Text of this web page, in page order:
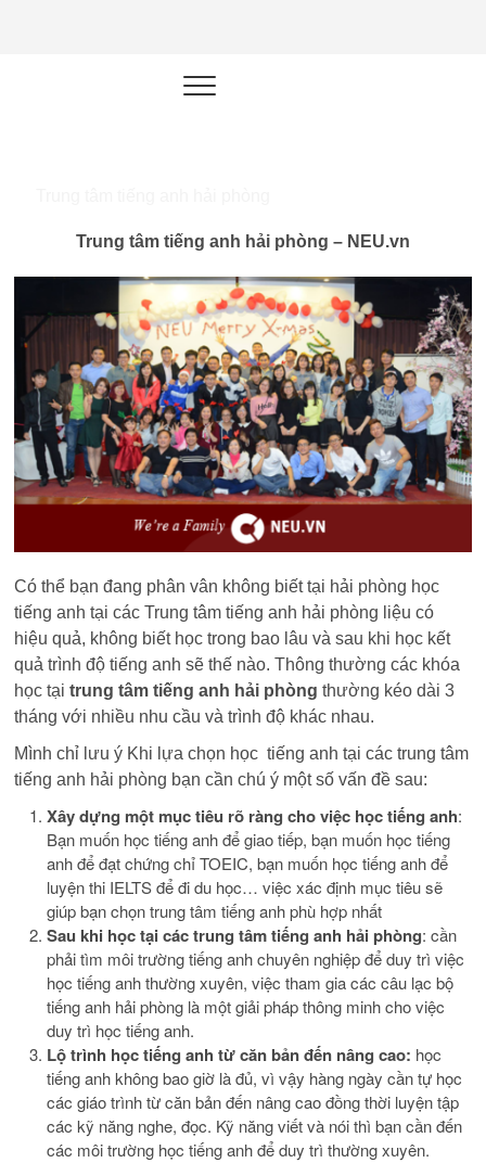
nhân trong
thời đại AI
Trung tâm tiếng anh hải phòng – NEU.vn
Có thể bạn đang phân vân không biết tại hải phòng học
tiếng anh tại các Trung tâm tiếng anh hải phòng liệu có
hiệu quả, không biết học trong bao lâu và sau khi học kết
quả trình độ tiếng anh sẽ thế nào. Thông thường các khóa
học tạitrung tâm tiếng anh hải phòng thường kéo dài 3
tháng với nhiều nhu cầu và trình độ khác nhau.
Mình chỉ lưu ý Khi lựa chọn học tiếng anh tại các trung tâm
tiếng anh hải phòng bạn cần chú ý một số vấn đề sau:
Xây dựng một mục tiêu rõ ràng cho việc học tiếng anh:
Bạn muốn học tiếng anh để giao tiếp, bạn muốn học tiếng
anh để đạt chứng chỉ TOEIC, bạn muốn học tiếng anh để
luyện thi IELTS để đi du học… việc xác định mục tiêu sẽ
giúp bạn chọn trung tâm tiếng anh phù hợp nhất
Sau khi học tại các trung tâm tiếng anh hải phòng: cần
phải tìm môi trường tiếng anh chuyên nghiệp để duy trì việc
học tiếng anh thường xuyên, việc tham gia các câu lạc bộ
tiếng anh hải phòng là một giải pháp thông minh cho việc
duy trì học tiếng anh.
Lộ trình học tiếng anh từ căn bản đến nâng cao: học
tiếng anh không bao giờ là đủ, vì vậy hàng ngày cần tự học
các giáo trình từ căn bản đến nâng cao đồng thời luyện tập
các kỹ năng nghe, đọc. Kỹ năng viết và nói thì bạn cần đến
các môi trường học tiếng anh để duy trì thường xuyên.